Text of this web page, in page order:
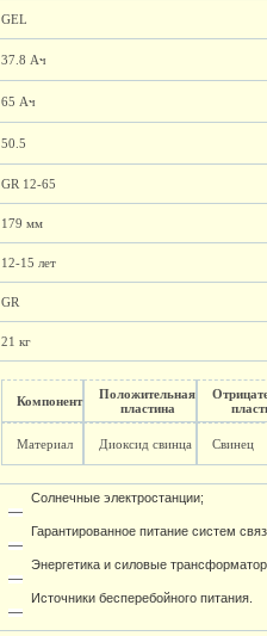
GEL
37.8 Ач
65 Ач
50.5
GR 12-65
179 мм
12-15 лет
GR
21 кг
Компонент
Положительная
пластина
Материал Диоксид свинца Свинец
Солнечные электростанции;
Гарантированное питание систем
Энергетика и силовые
Источники бесперебойного питания.